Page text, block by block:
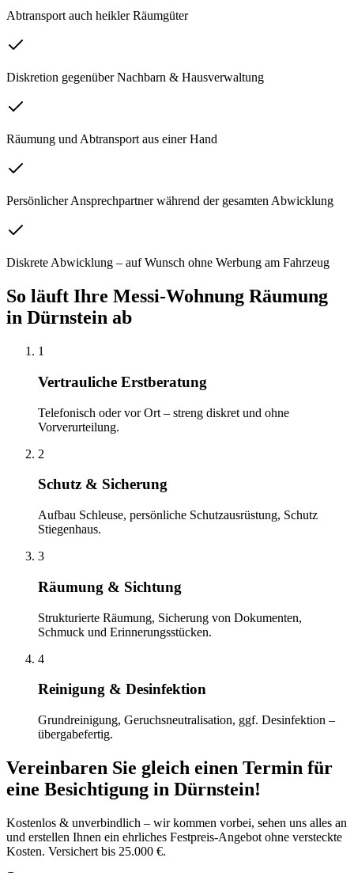
Abtransport auch heikler Räumgüter
Diskretion gegenüber Nachbarn & Hausverwaltung
Räumung und Abtransport aus einer Hand
Persönlicher Ansprechpartner während der gesamten Abwicklung
Diskrete Abwicklung – auf Wunsch ohne Werbung am Fahrzeug
So läuft Ihre Messi-Wohnung Räumung
in Dürnstein ab
1
Vertrauliche Erstberatung
Telefonisch oder vor Ort – streng diskret und ohne
Vorverurteilung.
2
Schutz & Sicherung
Aufbau Schleuse, persönliche Schutzausrüstung, Schutz
Stiegenhaus.
3
Räumung & Sichtung
Strukturierte Räumung, Sicherung von Dokumenten,
Schmuck und Erinnerungsstücken.
4
Reinigung & Desinfektion
Grundreinigung, Geruchsneutralisation, ggf. Desinfektion –
übergabefertig.
Vereinbaren Sie gleich einen Termin für
eine Besichtigung in Dürnstein!
Kostenlos & unverbindlich – wir kommen vorbei, sehen uns alles an
und erstellen Ihnen ein ehrliches Festpreis-Angebot ohne versteckte
Kosten. Versichert bis 25.000 €.